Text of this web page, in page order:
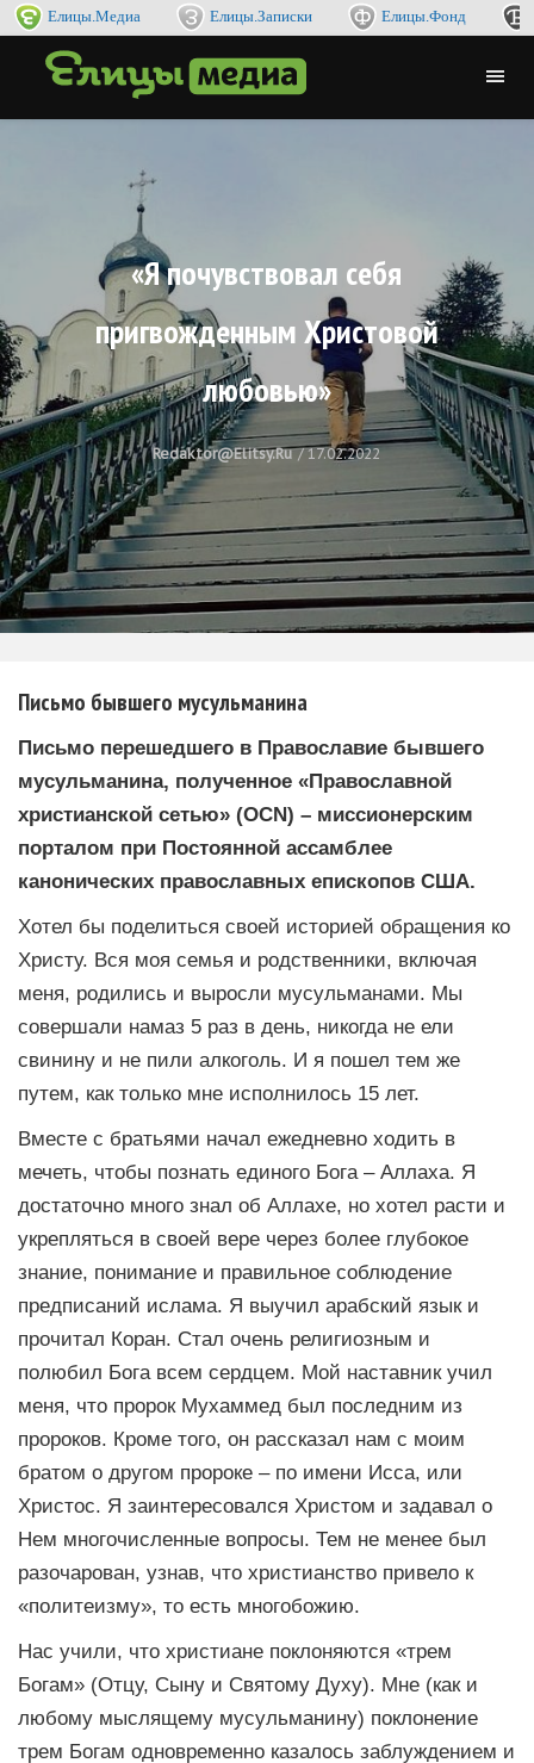
Елицы.Медиа Елицы.Записки Елицы.Фонд
«Я почувствовал себя
пригвожденным Христовой
любовью»
Redaktor@elitsy.ru 17.02.2022
Письмо бывшего мусульманина
Письмо перешедшего в Православие бывшего
мусульманина, полученное «Православной
христианской сетью» (OCN) – миссионерским
порталом при Постоянной ассамблее
канонических православных епископов США.
Хотел бы поделиться своей историей обращения ко
Христу. Вся моя семья и родственники, включая
меня, родились и выросли мусульманами. Мы
совершали намаз 5 раз в день, никогда не ели
свинину и не пили алкоголь. И я пошел тем же
путем, как только мне исполнилось 15 лет.
Вместе с братьями начал ежедневно ходить в
мечеть, чтобы познать единого Бога – Аллаха. Я
достаточно много знал об Аллахе, но хотел расти и
укрепляться в своей вере через более глубокое
знание, понимание и правильное соблюдение
предписаний ислама. Я выучил арабский язык и
прочитал Коран. Стал очень религиозным и
полюбил Бога всем сердцем. Мой наставник учил
меня, что пророк Мухаммед был последним из
пророков. Кроме того, он рассказал нам с моим
братом о другом пророке – по имени Исса, или
Христос. Я заинтересовался Христом и задавал о
Нем многочисленные вопросы. Тем не менее был
разочарован, узнав, что христианство привело к
«политеизму», то есть многобожию.
Нас учили, что христиане поклоняются «трем
Богам» (Отцу, Сыну и Святому Духу). Мне (как и
любому мыслящему мусульманину) поклонение
трем Богам одновременно казалось заблуждением и